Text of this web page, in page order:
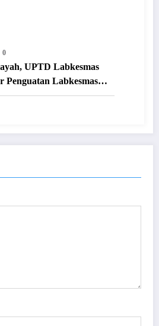
0
UPTD Labkesmas
Labkesmas